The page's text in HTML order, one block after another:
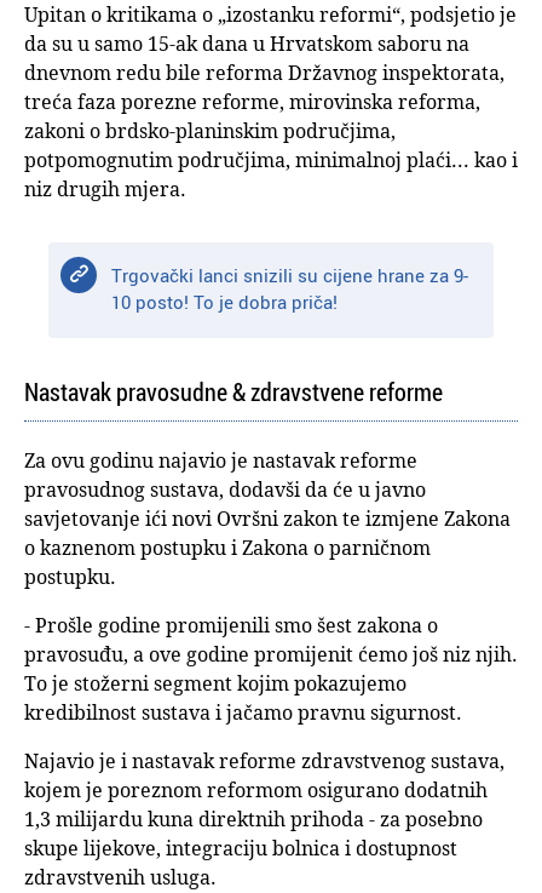
Upitan o kritikama o „izostanku reformi“, podsjetio je
da su u samo 15-ak dana u Hrvatskom saboru na
dnevnom redu bile reforma Državnog inspektorata,
treća faza porezne reforme, mirovinska reforma,
zakoni o brdsko-planinskim područjima,
potpomognutim područjima, minimalnoj plaći... kao i
niz drugih mjera.
Trgovački lanci snizili su cijene hrane za 9-
10 posto! To je dobra priča!
Nastavak pravosudne & zdravstvene reforme
Za ovu godinu najavio je nastavak reforme
pravosudnog sustava, dodavši da će u javno
savjetovanje ići novi Ovršni zakon te izmjene Zakona
o kaznenom postupku i Zakona o parničnom
postupku.
- Prošle godine promijenili smo šest zakona o
pravosuđu, a ove godine promijenit ćemo još niz njih.
To je stožerni segment kojim pokazujemo
kredibilnost sustava i jačamo pravnu sigurnost.
Najavio je i nastavak reforme zdravstvenog sustava,
kojem je poreznom reformom osigurano dodatnih
1,3 milijardu kuna direktnih prihoda - za posebno
skupe lijekove, integraciju bolnica i dostupnost
zdravstvenih usluga.